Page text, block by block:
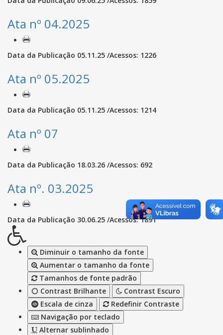
Ata nº 04.2025
Data da Publicação 05.11.25 /Acessos: 1226
Ata nº 05.2025
Data da Publicação 05.11.25 /Acessos: 1214
Ata nº 07
Data da Publicação 18.03.26 /Acessos: 692
Ata nº. 03.2025
Data da Publicação 30.06.25 /Acessos: 1891
Diminuir o tamanho da fonte
Aumentar o tamanho da fonte
Tamanhos de fonte padrão
Contrast Brilhante
Contrast Escuro
Escala de cinza
Redefinir Contraste
Navigação por teclado
Alternar sublinhado